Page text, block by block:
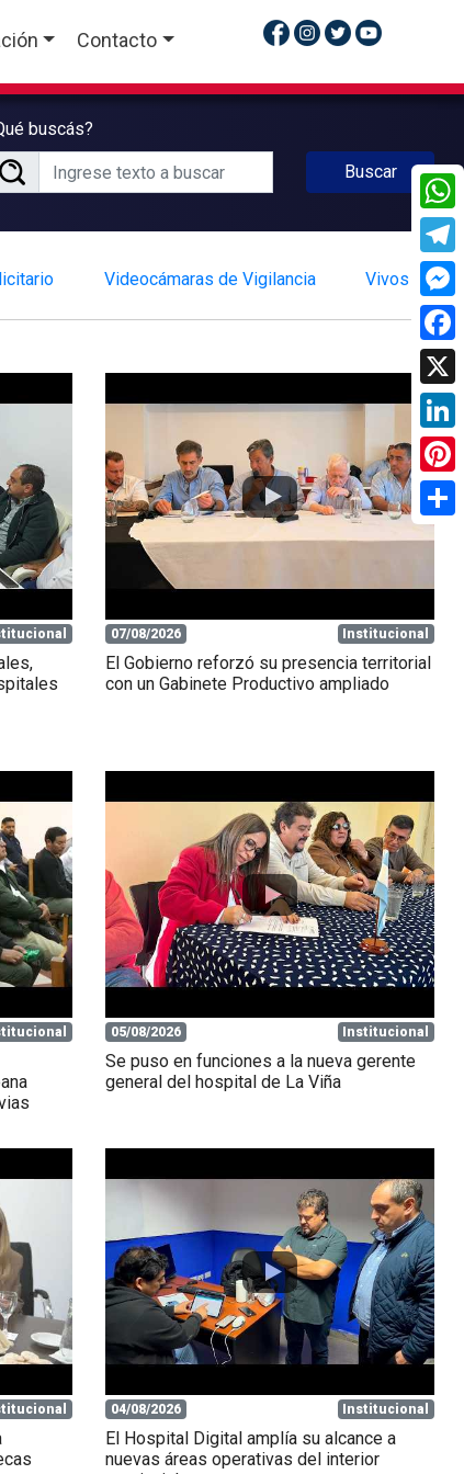
Contacto
buscás?
Buscar
Videocámaras de Vigilancia Vivos
07/08/2026 Institucional
El Gobierno reforzó su presencia territorial
con un Gabinete Productivo ampliado
05/08/2026 Institucional
Se puso en funciones a la nueva gerente
general del hospital de La Viña
04/08/2026 Institucional
El Hospital Digital amplía su alcance a
nuevas áreas operativas del interior
X
Share